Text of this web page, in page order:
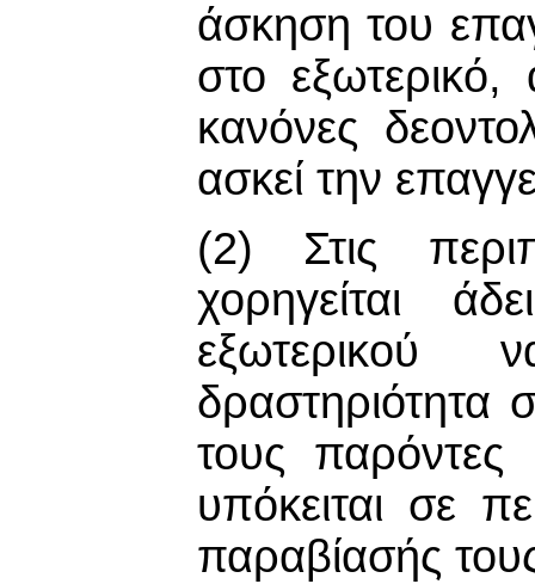
άσκηση του
στο εξωτερικό,
κανόνες
ασκεί την
(2) Στις
χορηγείται
εξωτερικού
δραστηριότητα
τους παρόντες
υπόκειται σε
παραβίασής